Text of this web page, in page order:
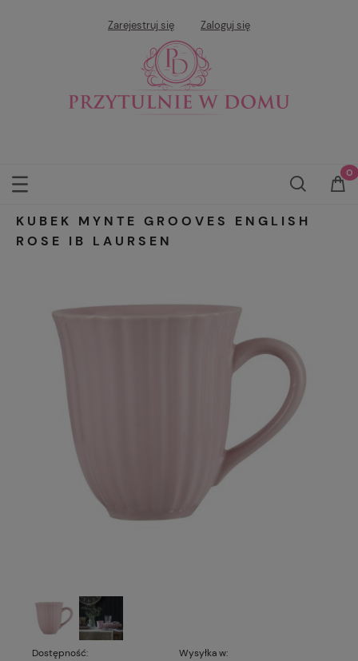
Zarejestruj się Zaloguj się
KUBEK MYNTE GROOVES ENGLISH
ROSE IB LAURSEN
Dostępność:
Wysyłka w: